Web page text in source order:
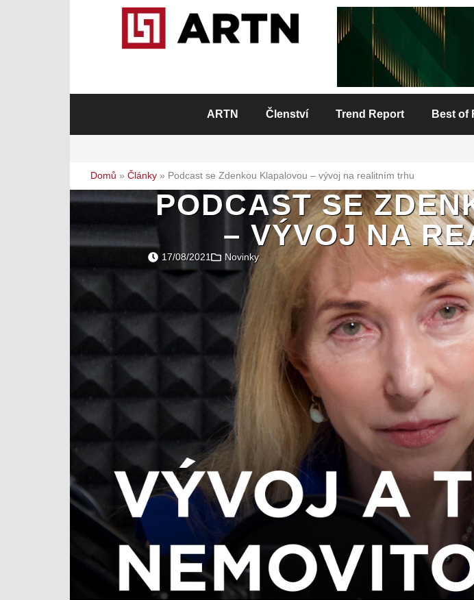
ARTN Členství Trend Report Best of
Domů » Články » Podcast se Zdenkou Klapalovou – vývoj na realitním trhu
PODCAST SE
– VÝVOJ NA
17/08/2021 Novinky